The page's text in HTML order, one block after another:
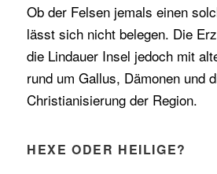
Ob der Felsen jemals einen
lässt sich nicht belegen. Die
die Lindauer Insel jedoch mit
rund um Gallus, Dämonen und
Christianisierung der Region.
HEXE ODER HEILIGE?